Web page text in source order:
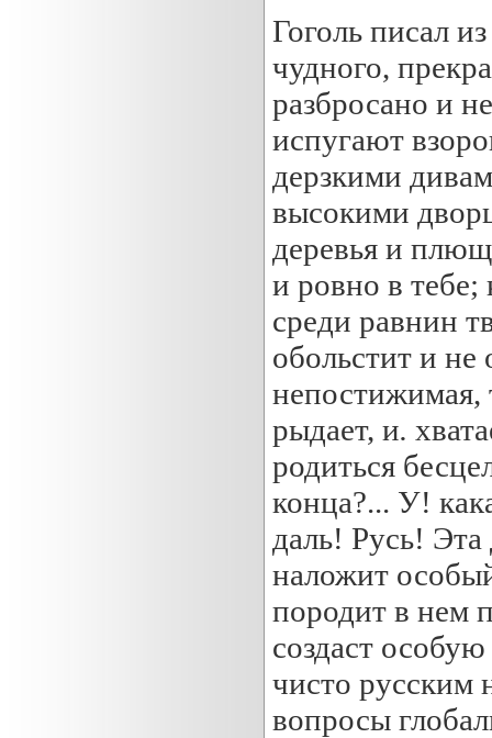
Гоголь писал
чудного,
разбросано и
испугают
дерзкими
высокими
деревья и
и ровно в тебе;
среди равнин
обольстит и не
непостижимая,
рыдает, и.
родиться
конца?... У!
даль! Русь!
наложит
породит в нем
создаст
чисто русским
вопросы